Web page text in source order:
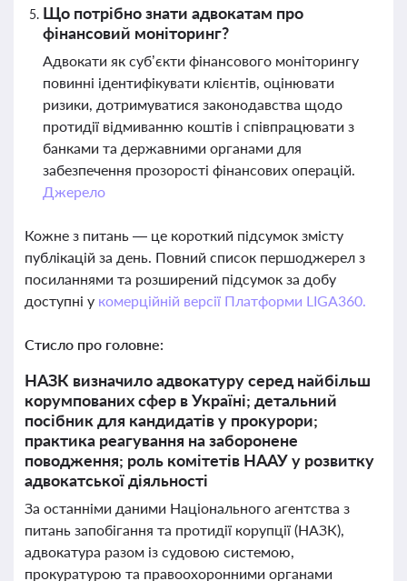
Що потрібно знати адвокатам про
фінансовий моніторинг?
Адвокати як суб’єкти фінансового моніторингу
повинні ідентифікувати клієнтів, оцінювати
ризики, дотримуватися законодавства щодо
протидії відмиванню коштів і співпрацювати з
банками та державними органами для
забезпечення прозорості фінансових операцій.
Джерело
Кожне з питань — це короткий підсумок змісту
публікацій за день. Повний список першоджерел з
посиланнями та розширений підсумок за добу
доступні у комерційній версії Платформи LIGA360.
Стисло про головне:
НАЗК визначило адвокатуру серед найбільш
корумпованих сфер в Україні; детальний
посібник для кандидатів у прокурори;
практика реагування на заборонене
поводження; роль комітетів НААУ у розвитку
адвокатської діяльності
За останніми даними Національного агентства з
питань запобігання та протидії корупції (НАЗК),
адвокатура разом із судовою системою,
прокуратурою та правоохоронними органами